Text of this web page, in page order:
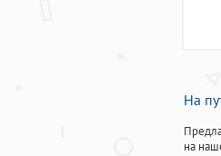
На
на